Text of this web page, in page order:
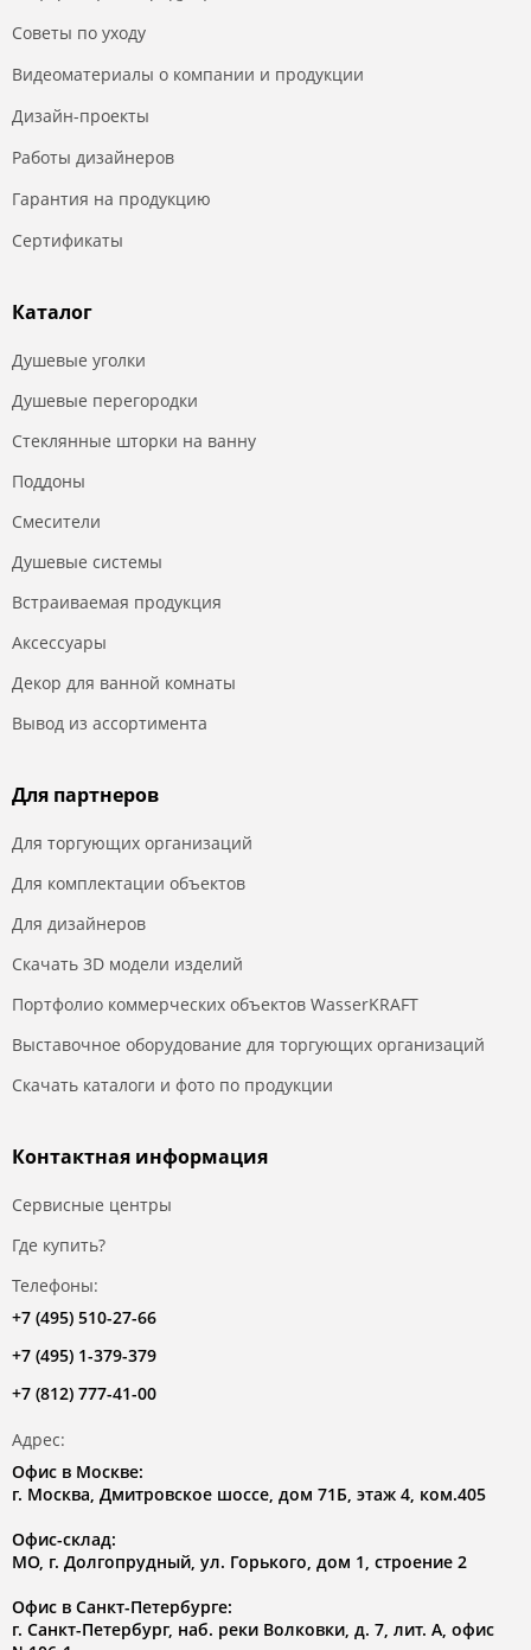
Советы по уходу
Видеоматериалы о компании и продукции
Дизайн-проекты
Работы дизайнеров
Гарантия на продукцию
Сертификаты
Каталог
Душевые уголки
Душевые перегородки
Стеклянные шторки на ванну
Поддоны
Смесители
Душевые системы
Встраиваемая продукция
Аксессуары
Декор для ванной комнаты
Вывод из ассортимента
Для партнеров
Для торгующих организаций
Для комплектации объектов
Для дизайнеров
Скачать 3D модели изделий
Портфолио коммерческих объектов WasserKRAFT
Выставочное оборудование для торгующих организаций
Скачать каталоги и фото по продукции
Контактная информация
Сервисные центры
Где купить?
Телефоны:
+7 (495) 510-27-66
+7 (495) 1-379-379
+7 (812) 777-41-00
Адрес:
Офис в Москве:
г. Москва, Дмитровское шоссе, дом 71Б, этаж 4, ком.405
Офис-склад:
МО, г. Долгопрудный, ул. Горького, дом 1, строение 2
Офис в Санкт-Петербурге:
г. Санкт-Петербург, наб. реки Волковки, д. 7, лит. А, офис